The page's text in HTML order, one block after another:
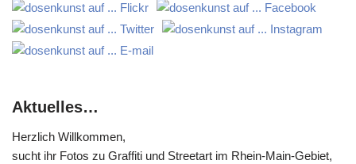
Aktuelles…
Herzlich Willkommen,
sucht ihr Fotos zu Graffiti und Streetart im Rhein-Main-Gebiet,